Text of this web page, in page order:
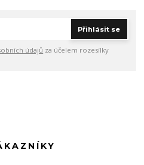
Přihlásit se
údajů za účelem rozesílky